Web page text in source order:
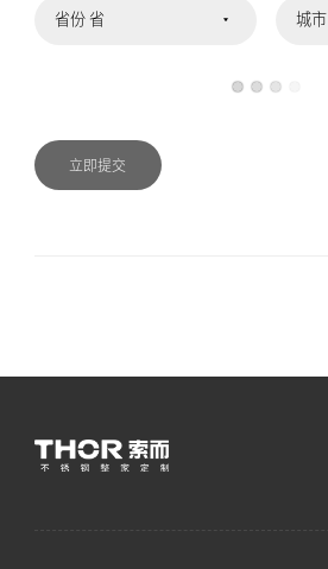
省份 城市
立即提交